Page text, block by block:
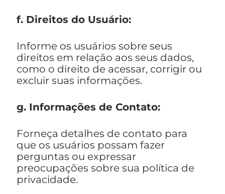
f. Direitos do Usuário:
Informe os usuários sobre seus
direitos em relação aos seus dados,
como o direito de acessar, corrigir ou
excluir suas informações.
g. Informações de Contato:
Forneça detalhes de contato para
que os usuários possam fazer
perguntas ou expressar
preocupações sobre sua política de
privacidade.